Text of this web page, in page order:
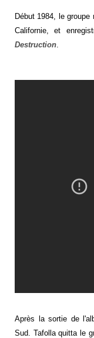
Début 1984, le
Californie, et
Destruction
Après la sortie de
Sud. Tafolla quitta le